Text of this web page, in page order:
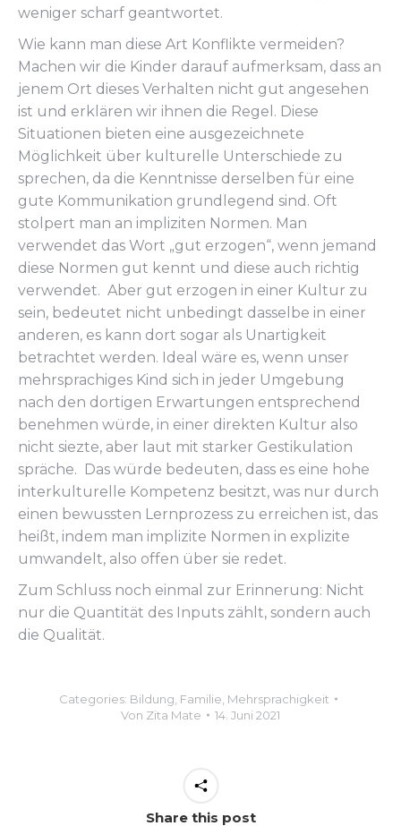
weniger scharf geantwortet.
Wie kann man diese Art Konflikte vermeiden?
Machen wir die Kinder darauf aufmerksam, dass an
jenem Ort dieses Verhalten nicht gut angesehen
ist und erklären wir ihnen die Regel. Diese
Situationen bieten eine ausgezeichnete
Möglichkeit über kulturelle Unterschiede zu
sprechen, da die Kenntnisse derselben für eine
gute Kommunikation grundlegend sind. Oft
stolpert man an impliziten Normen. Man
verwendet das Wort „gut erzogen“, wenn jemand
diese Normen gut kennt und diese auch richtig
verwendet. Aber gut erzogen in einer Kultur zu
sein, bedeutet nicht unbedingt dasselbe in einer
anderen, es kann dort sogar als Unartigkeit
betrachtet werden. Ideal wäre es, wenn unser
mehrsprachiges Kind sich in jeder Umgebung
nach den dortigen Erwartungen entsprechend
benehmen würde, in einer direkten Kultur also
nicht siezte, aber laut mit starker Gestikulation
spräche. Das würde bedeuten, dass es eine hohe
interkulturelle Kompetenz besitzt, was nur durch
einen bewussten Lernprozess zu erreichen ist, das
heißt, indem man implizite Normen in explizite
umwandelt, also offen über sie redet.
Zum Schluss noch einmal zur Erinnerung: Nicht
nur die Quantität des Inputs zählt, sondern auch
die Qualität.
Categories: Bildung Familie Mehrsprachigkeit
Von Zita Mate 14. Juni 2021
Share this post